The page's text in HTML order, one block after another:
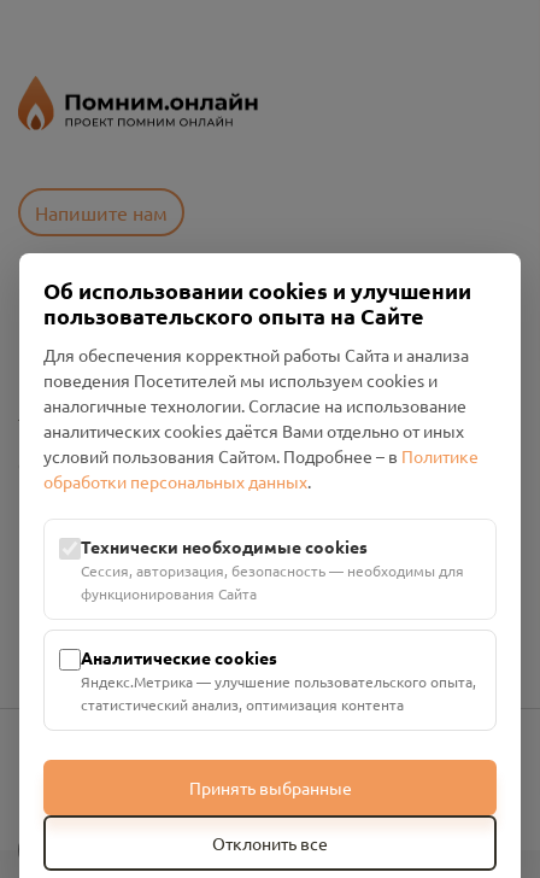
Напишите нам
Пользовательское соглашение
Политика конфиденциальности
Промо-материалы
Настройки cookies
Общество с ограниченной ответственностью «Смоленский
Проект Помним»
ИНН: 6700029207 ОГРН: 1256700001986
Юридический адрес: 216790, Смоленская область, р-н
Руднянский, г. Рудня, улица Западная, д. 26А, пом. 18
Номер счёта: 40702810901130004287 в АО "АЛЬФА-БАНК"
Кор. счёт: 30101810200000000593
info@pomnim.online
Об использовании cookies и улучшении
пользовательского опыта на Сайте
Для обеспечения корректной работы Сайта и анализа
поведения Посетителей мы используем cookies и
аналогичные технологии. Согласие на использование
аналитических cookies даётся Вами отдельно от иных
условий пользования Сайтом. Подробнее – в Политике
обработки персональных данных.
Технически необходимые cookies
Сессия, авторизация, безопасность — необходимы для
функционирования Сайта
Аналитические cookies
Яндекс.Метрика — улучшение пользовательского опыта,
статистический анализ, оптимизация контента
Принять выбранные
Отклонить все